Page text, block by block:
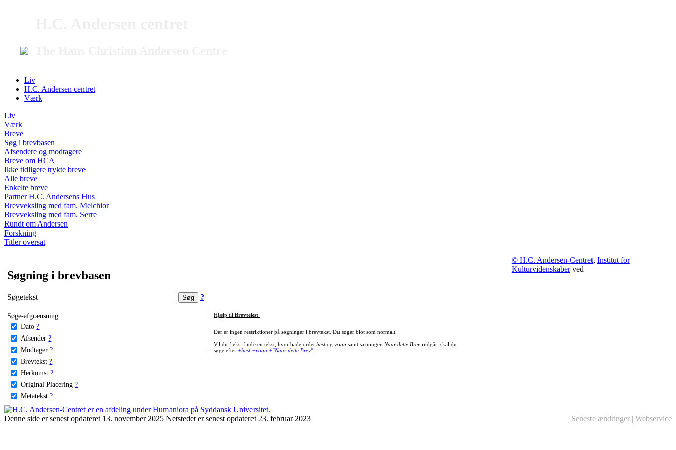
Liv
H.C. Andersen centret
Værk
Liv
Værk
Breve
Søg i brevbasen
Afsendere og modtagere
Breve om HCA
Ikke tidligere trykte breve
Alle breve
Enkelte breve
Partner H.C. Andersens Hus
Brevveksling med fam. Melchior
Brevveksling med fam. Serre
Rundt om Andersen
Forskning
Titler oversat
Søgning i brevbasen
Søgetekst ?
Søge-afgrænsning:
Dato ?
Afsender ?
Modtager ?
Brevtekst ?
Herkomst ?
Original Placering ?
Metatekst ?
Hjælp til Brevtekst:
Der er ingen restriktioner på søgninger i brevtekst. Du søger blot som normalt.
Vil du f.eks. finde en tekst, hvor både ordet hestog vogn samt sætningen Naar dette Brevindgår, skal du
søge efter +hest +vogn +"Naar dette Brev".
© H.C. Andersen-Centret, Institut for
Kulturvidenskaberved
Denne side er senest opdateret 13. november 2025 Netstedet er senest opdateret 23. februar 2023 Seneste ændringer | Webservice